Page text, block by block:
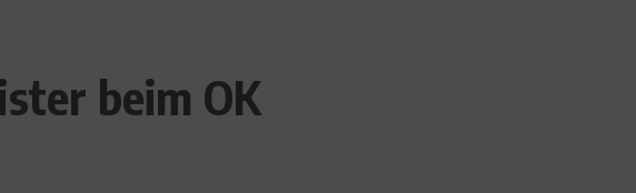
beim OK